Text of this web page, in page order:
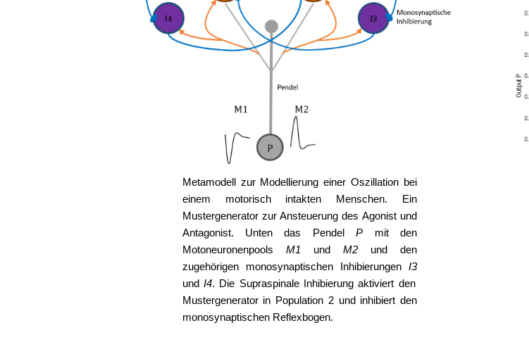
Metamodell zur Modellierung einer Oszillation bei
einem motorisch intakten Menschen. Ein
Mustergenerator zur Ansteuerung des Agonist und
Antagonist. Unten das PendelP mit den
Motoneuronenpools M1 und M2und den
zugehörigen monosynaptischen Inhibierungen I3
undI4. Die Supraspinale Inhibierung aktiviert den
Mustergenerator in Population 2 und inhibiert den
monosynaptischen Reflexbogen.